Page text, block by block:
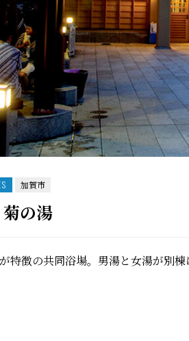
加賀市
の湯
特徴の共同浴場。男湯と女湯が別棟